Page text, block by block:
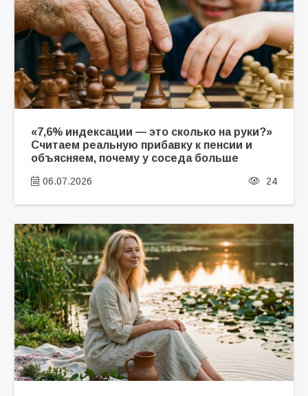
«7,6% индексации — это сколько на руки?»
Считаем реальную прибавку к пенсии и
объясняем, почему у соседа больше
06.07.2026 24